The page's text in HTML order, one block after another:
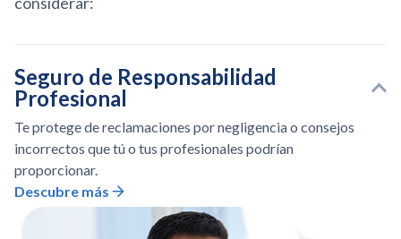
Seguro de Responsabilidad
Profesional
Te protege de reclamaciones por negligencia o consejos
incorrectos que tú o tus profesionales podrían
proporcionar.
Descubre más